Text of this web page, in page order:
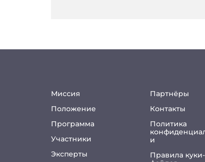
Миссия
Положение
Программа
Участники
Эксперты
Партнёры
Контакты
Политика
и
Правила куки-